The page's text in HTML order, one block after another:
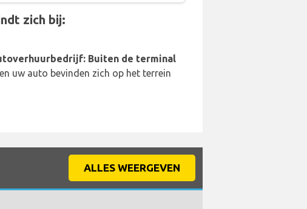
zich bij:
Buiten de terminal
uw auto bevinden zich op het terrein
ALLES WEERGEVEN